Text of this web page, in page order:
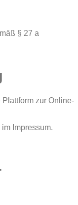
§ 27 a
zur Online-
Impressum.